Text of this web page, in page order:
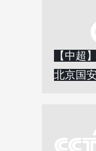
【中超
北京国